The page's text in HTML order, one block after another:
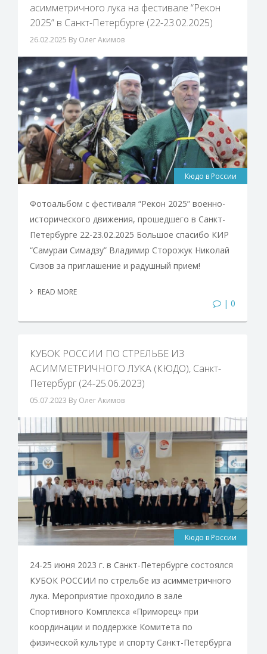
асимметричного лука на фестивале “Рекон
2025” в Санкт-Петербурге (22-23.02.2025)
26.02.2025 By Олег Акимов
Кюдо в России
Фотоальбом с фестиваля “Рекон 2025” военно-
исторического движения, прошедшего в Санкт-
Петербурге 22-23.02.2025 Большое спасибо КИР
“Самураи Симадзу” Владимир Сторожук Николай
Сизов за приглашение и радушный прием!
READ MORE
| 0
КУБОК РОССИИ ПО СТРЕЛЬБЕ ИЗ
АСИММЕТРИЧНОГО ЛУКА (КЮДО), Санкт-
Петербург (24-25.06.2023)
05.07.2023 By Олег Акимов
Кюдо в России
24-25 июня 2023 г. в Санкт-Петербурге состоялся
КУБОК РОССИИ по стрельбе из асимметричного
лука. Мероприятие проходило в зале
Спортивного Комплекса «Приморец» при
координации и поддержке Комитета по
физической культуре и спорту Санкт-Петербурга